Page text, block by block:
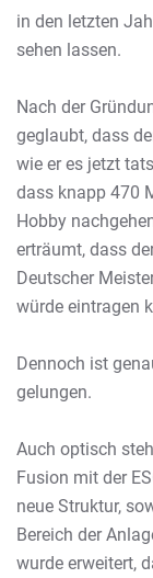
in den letzten
sehen lassen.
Nach der
geglaubt, dass
wie er es jetzt
dass knapp 470
Hobby
erträumt, dass
Deutscher
würde eintragen
Dennoch ist
gelungen.
Auch optisch
Fusion mit der
neue Struktur,
Bereich der
wurde erweitert,